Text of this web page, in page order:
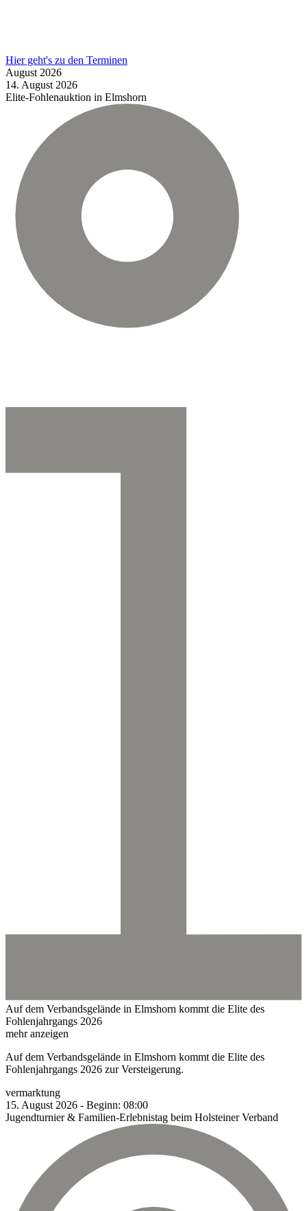
Hier geht's zu den Terminen
August 2026
14. August 2026
Elite-Fohlenauktion in Elmshorn
Auf dem Verbandsgelände in Elmshorn kommt die Elite des
Fohlenjahrgangs 2026
mehr anzeigen
Auf dem Verbandsgelände in Elmshorn kommt die Elite des
Fohlenjahrgangs 2026 zur Versteigerung.
vermarktung
15. August 2026 - Beginn: 08:00
Jugendturnier & Familien-Erlebnistag beim Holsteiner Verband